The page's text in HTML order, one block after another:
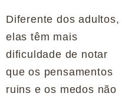
Diferente dos adultos,
elas têm mais
dificuldade de notar
que os pensamentos
ruins e os medos não